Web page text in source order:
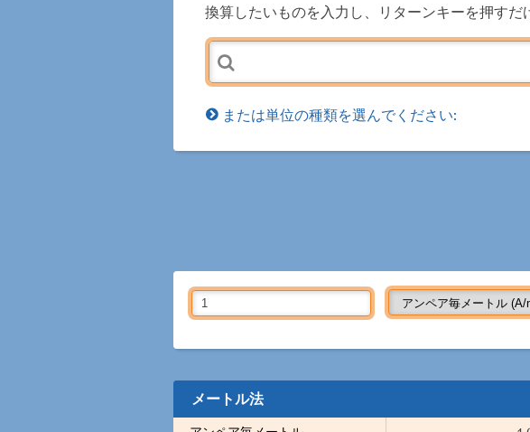
換算したいものを入力し、リターンキーを押すだ
または単位の種類を選んでください:
メートル法